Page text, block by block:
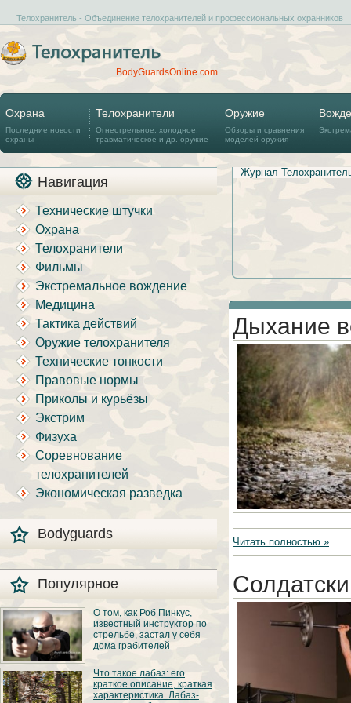
Телохранитель - Объединение телохранителей и профессиональных охранников
BodyGuardsOnline.com
Охрана
Последние новости
охраны
Телохранители
Огнестрельное, холодное,
травматическое и др. оружие
Оружие
Обзоры и сравнения
моделей оружия
Навигация
Технические штучки
Охрана
Телохранители
Фильмы
Экстремальное вождение
Медицина
Тактика действий
Оружие телохранителя
Технические тонкости
Правовые нормы
Приколы и курьёзы
Экстрим
Физуха
Соревнование
телохранителей
Экономическая разведка
Bodyguards
Популярное
О том, как Роб Пинкус,
известный инструктор по
стрельбе, застал у себя
дома грабителей
Вот вы всё говорите:
«В США круто, там
можно любого
постороннего в своём
Что такое лабаз: его
краткое описание, краткая
характеристика. Лабаз-
Журнал
Дыхание
Читать полностью »